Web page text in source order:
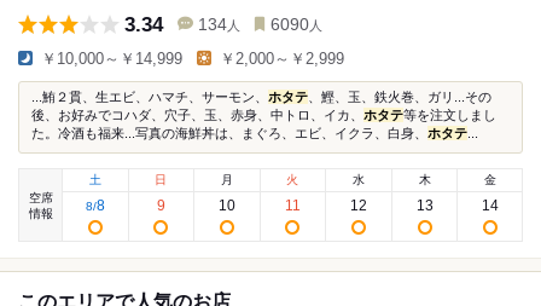
3.34 134 人 6090 人
￥10,000～￥14,999 ￥2,000～￥2,999
...鮪２貫、生エビ、ハマチ、サーモン、 ホタテ 、鰹、玉、鉄火巻、ガリ...その
後、お好みでコハダ、穴子、玉、赤身、中トロ、イカ、 ホタテ等を注文しまし
た。冷酒も福来...写真の海鮮丼は、まぐろ、エビ、イクラ、白身、 ホタテ
空席
情報
土
8/8
日
9
月
10
火
11
水
12
木
13
金
14